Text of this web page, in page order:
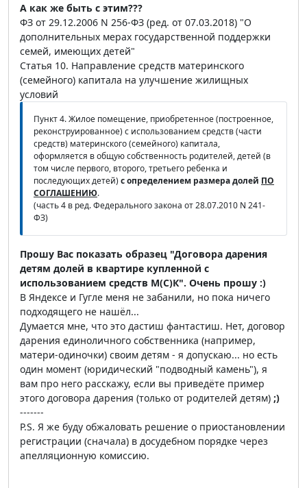
А как же быть с этим???
ФЗ от 29.12.2006 N 256-ФЗ (ред. от 07.03.2018) "О
дополнительных мерах государственной поддержки
семей, имеющих детей"
Статья 10. Направление средств материнского
(семейного) капитала на улучшение жилищных
условий
Пункт 4. Жилое помещение, приобретенное (построенное,
реконструированное) с использованием средств (части
средств) материнского (семейного) капитала,
оформляется в общую собственность родителей, детей (в
том числе первого, второго, третьего ребенка и
последующих детей) с определением размера долей ПО
СОГЛАШЕНИЮ.
(часть 4 в ред. Федерального закона от 28.07.2010 N 241-
ФЗ)
Прошу Вас показать образец "Договора дарения
детям долей в квартире купленной с
использованием средств М(С)К". Очень прошу :)
В Яндексе и Гугле меня не забанили, но пока ничего
подходящего не нашёл...
Думается мне, что это дастиш фантастиш. Нет, договор
дарения единоличного собственника (например,
матери-одиночки) своим детям - я допускаю... но есть
один момент (юридический "подводный камень"), я
вам про него расскажу, если вы приведёте пример
этого договора дарения (только от родителей детям) ;)
-------
P.S. Я же буду обжаловать решение о приостановлении
регистрации (сначала) в досудебном порядке через
апелляционную комиссию.